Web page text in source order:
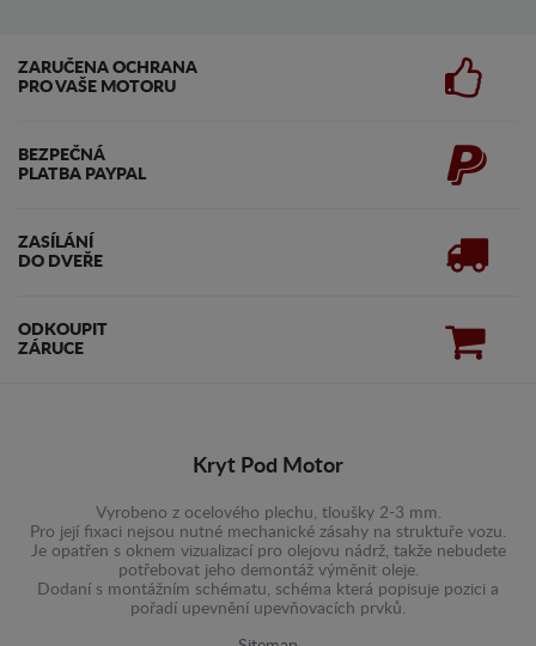
ZARUČENA OCHRANA
PRO VAŠE MOTORU
BEZPEČNÁ
PLATBA PAYPAL
ZASÍLÁNÍ
DO DVEŘE
ODKOUPIT
ZÁRUCE
Kryt Pod Motor
Vyrobeno z ocelového plechu, tloušky 2-3 mm.
Pro její fixaci nejsou nutné mechanické zásahy na struktuře vozu.
Je opatřen s oknem vizualizací pro olejovu nádrž, takže nebudete
potřebovat jeho demontáž výměnit oleje.
Dodaní s montážním schématu, schéma která popisuje pozici a
pořadí upevnění upevňovacích prvků.